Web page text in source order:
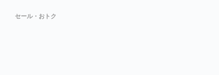
セール・おトク